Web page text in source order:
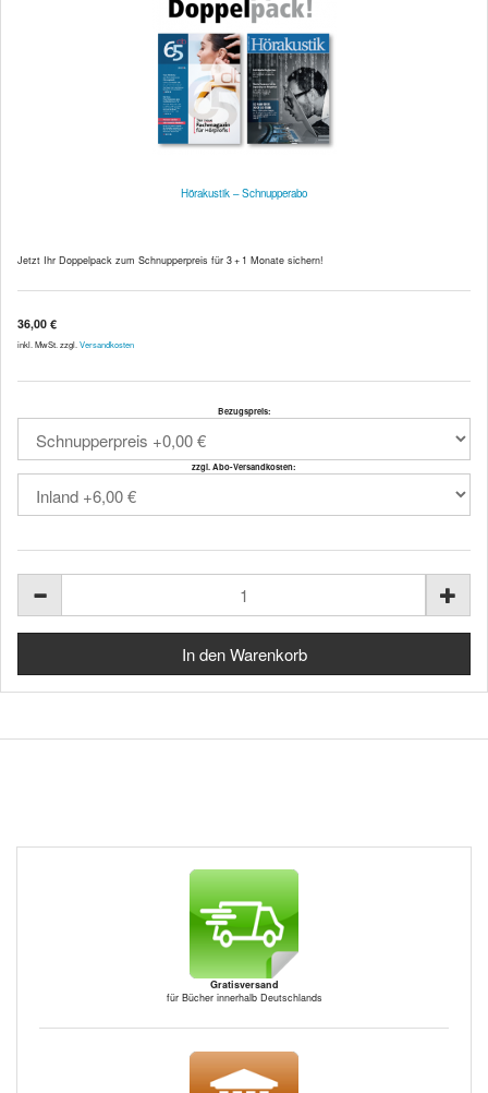
Hörakustik – Schnupperabo
Jetzt Ihr Doppelpack zum Schnupperpreis für 3 + 1 Monate sichern!
36,00 €
inkl. MwSt. zzgl. Versandkosten
Bezugspreis:
zzgl. Abo-Versandkosten:
Gratisversand
für Bücher innerhalb Deutschlands